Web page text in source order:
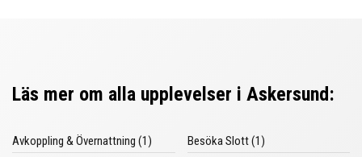
Läs mer om alla upplevelser i Askersund:
Avkoppling & Övernattning (1) Besöka Slott (1)